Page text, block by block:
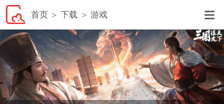
首页 下载 游戏